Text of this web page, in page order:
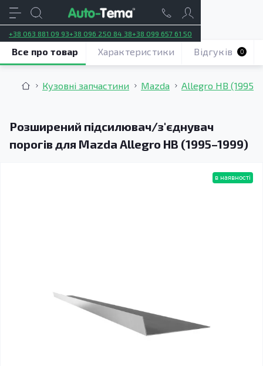
+38 063 881 09 93+38 096 250 84 38+38 099 657 61 50
Кузовні запчастини Mazda Allegro HB
Розширений підсилювач/з'єднувач
порогів для Mazda Allegro HB (1995–1999)
Все про товар Характеристики Відгуків 0
в наявності